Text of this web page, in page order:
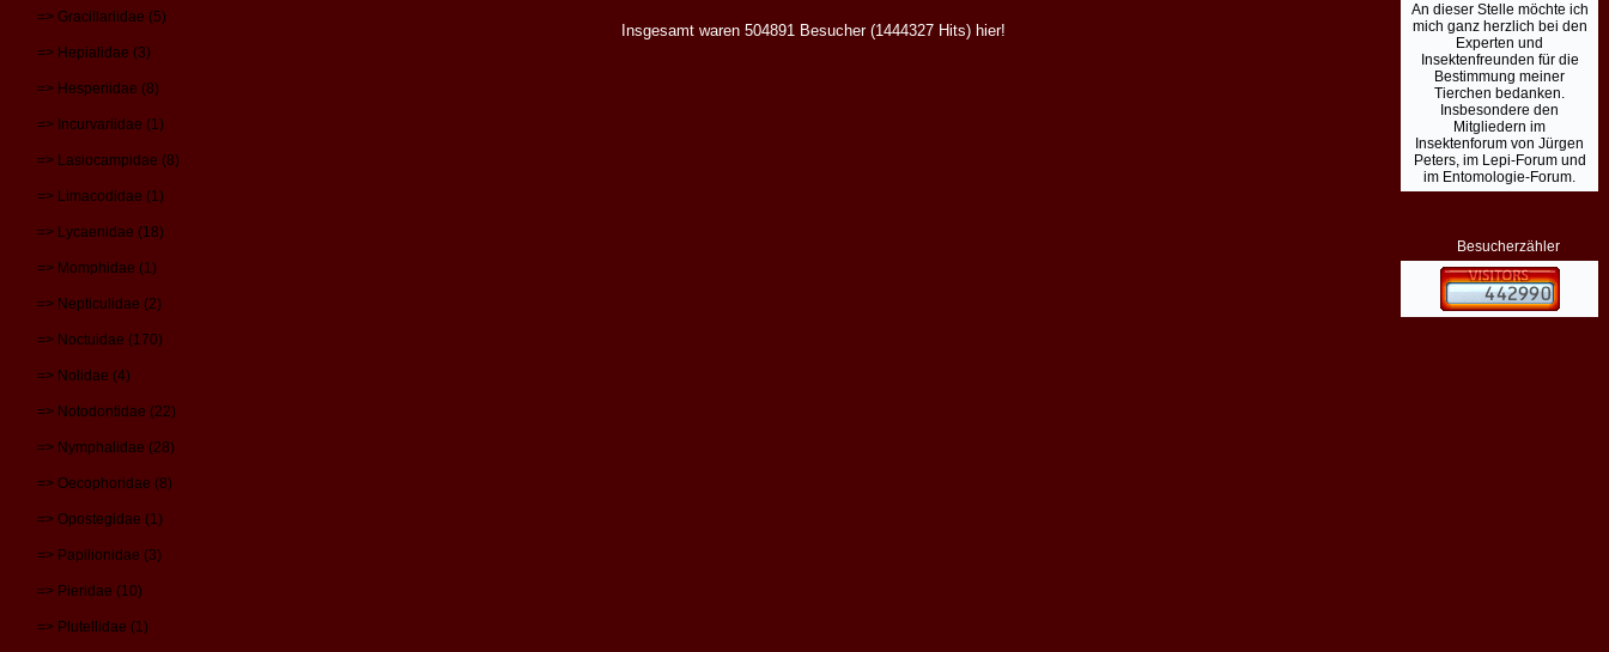
=> Gracillariidae (5)
=> Hepialidae (3)
=> Hesperiidae (8)
=> Incurvariidae (1)
=> Lasiocampidae (8)
=> Limacodidae (1)
=> Lycaenidae (18)
=> Momphidae (1)
=> Nepticulidae (2)
=> Noctuidae (170)
=> Nolidae (4)
=> Notodontidae (22)
=> Nymphalidae (28)
=> Oecophoridae (8)
=> Opostegidae (1)
=> Papilionidae (3)
=> Pieridae (10)
=> Plutellidae (1)
Insgesamt waren 504891 Besucher (1444327 Hits) hier!
An dieser Stelle möchte ich
mich ganz herzlich bei den
Experten und
Insektenfreunden für die
Bestimmung meiner
Tierchen bedanken.
Insbesondere den
Mitgliedern im
Insektenforum von Jürgen
Peters, im Lepi-Forum und
im Entomologie-Forum.
Besucherzähler